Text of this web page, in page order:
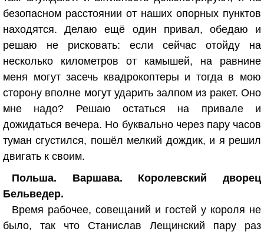
безопасном расстоянии от наших опорных пунктов
находятся. Делаю ещё один привал, обедаю и
решаю не рисковать: если сейчас отойду на
несколько километров от камышей, на равнине
меня могут засечь квадрокоптеры и тогда в мою
сторону вполне могут ударить залпом из ракет. Оно
мне надо? Решаю остаться на привале и
дожидаться вечера. Но буквально через пару часов
туман сгустился, пошёл мелкий дождик, и я решил
двигать к своим.
Польша. Варшава. Королевский дворец
Бельведер.
Время рабочее, совещаний и гостей у короля не
было, так что Станислав Лещинский пару раз